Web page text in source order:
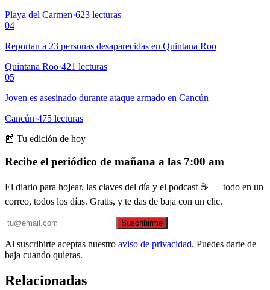
Playa del Carmen·623 lecturas
04
Reportan a 23 personas desaparecidas en Quintana Roo
Quintana Roo·421 lecturas
05
Joven es asesinado durante ataque armado en Cancún
Cancún·475 lecturas
📰 Tu edición de hoy
Recibe el periódico de mañana a las 7:00 am
El diario para hojear, las claves del día y el podcast ☕ — todo en un
correo, todos los días. Gratis, y te das de baja con un clic.
Suscribirme
Al suscribirte aceptas nuestro aviso de privacidad. Puedes darte de
baja cuando quieras.
Relacionadas